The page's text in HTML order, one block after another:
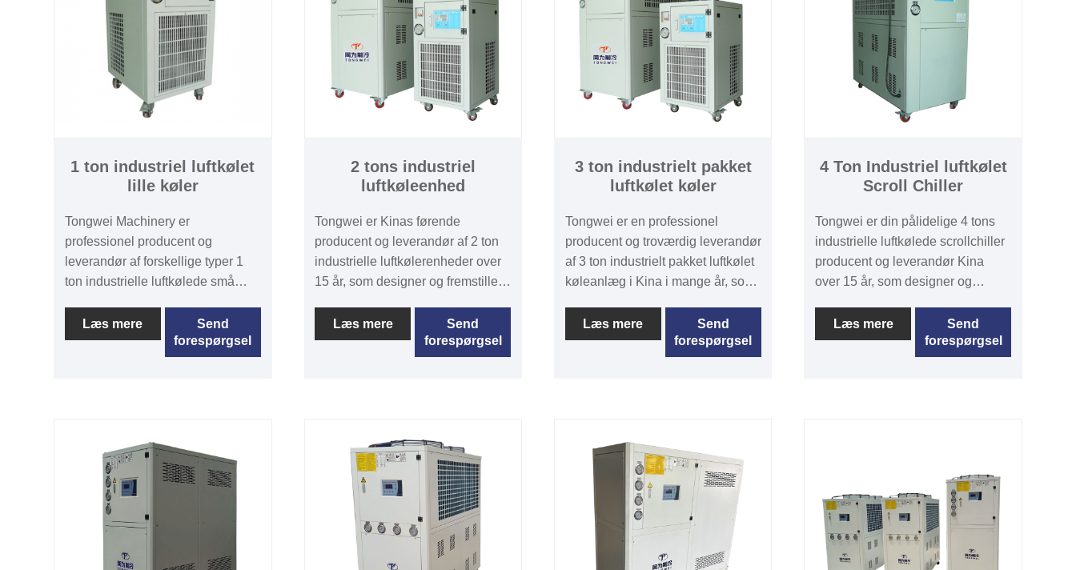
1 ton industriel luftkølet
lille køler
Tongwei Machinery er
professionel producent og
leverandør af forskellige typer 1
ton industrielle luftkølede små
specialiseret i chillerindustrien i
mere end 15 år. Vores
kølemaskiner er med pålidelig
markeder. Vi ser frem til at blive
din langsigtede leverandør af
luftkøler og vandkølere i Kina.
Chiller Model: TW-1.5A
@ 50HZ / 4,4KW (3784kcal/t) @
Læs mere
Send
forespørgsel
2 tons industriel
luftkøleenhed
Tongwei er Kinas førende
producent og leverandør af 2 ton
industrielle luftkølerenheder over
15 år, som designer og fremstiller
500 ton i kølekapacitet. 2 Ton
8KW Industriel Air Chiller Unit er
med 12 garanti, nem installation
et ordentligt ventilationssystem
tilgængeligt eller udendørs, der er
egnet til at frigive varme i luften,
konfigurere de elektriske paneler i
henhold til
omgivelsestemperaturen. Vores
kølemaskiner er med pålidelig
Læs mere
Send
forespørgsel
3 ton industrielt pakket
luftkølet køler
Tongwei er en professionel
producent og troværdig leverandør
af 3 ton industrielt pakket luftkølet
køleanlæg i Kina i mange år, som
kølerestørrelser fra 1/2 ton til 500
ton luftkøler og vandkøler. 3 Ton
10KW industrielt pakket luftkølet
support, nem installation og lave
omkostninger til vedligeholdelse.
Det er ikke nødvendigt at
installere med vandkøletårn og
vandkølepumpe. Vores
kølemaskiner er med pålidelig
produktkvalitet og
Læs mere
Send
forespørgsel
4 Ton Industriel luftkølet
Scroll Chiller
Tongwei er din pålidelige 4 tons
industrielle luftkølede scrollchiller
producent og leverandør Kina
over 15 år, som designer og
scroll chiller størrelser fra 1/2 ton
til 60 ton. 4 Ton 5HP Industrial Air
Cooled Scroll Chiller er med CE-
Det er ikke nødvendigt at
installere med vandkøletårn og
vandkølepumpe. Chiller maskiner
er med pålidelig produktkvalitet,
konkurrencedygtig pris og hurtig
Læs mere
Send
forespørgsel